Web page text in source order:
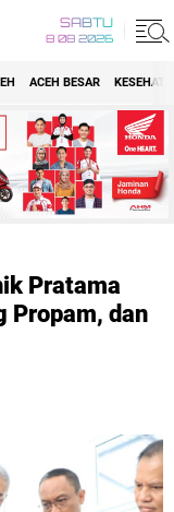
SABTU
8 08 2026
ACEH BESAR
Pratama
Propam, dan